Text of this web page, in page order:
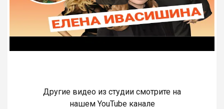
Другие видео из студии смотрите на
нашем YouTube канале